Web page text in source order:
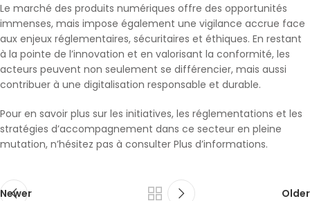
Le marché des produits numériques offre des opportunités
immenses, mais impose également une vigilance accrue face
aux enjeux réglementaires, sécuritaires et éthiques. En restant
à la pointe de l’innovation et en valorisant la conformité, les
acteurs peuvent non seulement se différencier, mais aussi
contribuer à une digitalisation responsable et durable.
Pour en savoir plus sur les initiatives, les réglementations et les
stratégies d’accompagnement dans ce secteur en pleine
mutation, n’hésitez pas à consulter Plus d’informations.
Newer Older